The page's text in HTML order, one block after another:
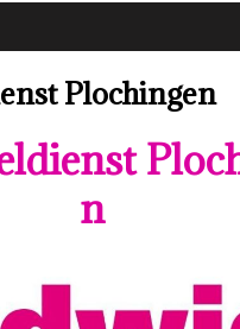
Plochingen
n